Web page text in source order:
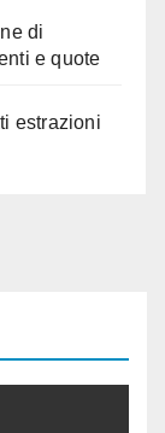
di
e quote
estrazioni